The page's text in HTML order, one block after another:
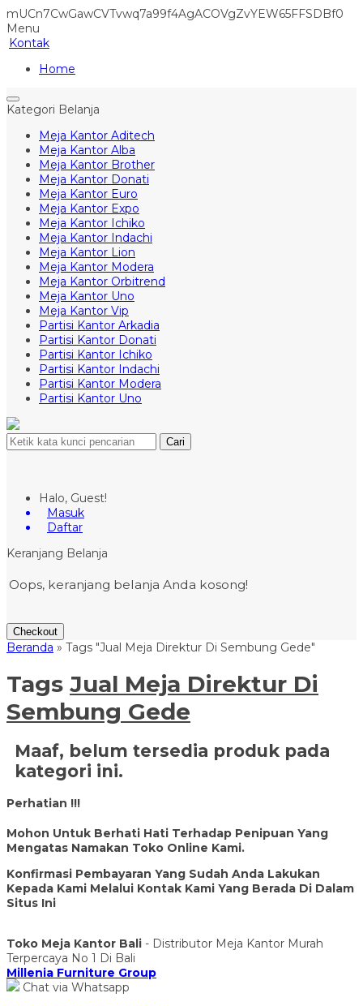
mUCn7CwGawCVTvwq7a99f4AgACOVgZvYEW65FFSDBf0
Menu
Kontak
Home
Kategori Belanja
Meja Kantor Aditech
Meja Kantor Alba
Meja Kantor Brother
Meja Kantor Donati
Meja Kantor Euro
Meja Kantor Expo
Meja Kantor Ichiko
Meja Kantor Indachi
Meja Kantor Lion
Meja Kantor Modera
Meja Kantor Orbitrend
Meja Kantor Uno
Meja Kantor Vip
Partisi Kantor Arkadia
Partisi Kantor Donati
Partisi Kantor Ichiko
Partisi Kantor Indachi
Partisi Kantor Modera
Partisi Kantor Uno
Cari
Halo, Guest!
Masuk
Daftar
Keranjang Belanja
Oops, keranjang belanja Anda kosong!
Checkout
Beranda » Tags "Jual Meja Direktur Di Sembung Gede"
Tags Jual Meja Direktur Di
Sembung Gede
Maaf, belum tersedia produk pada
kategori ini.
Perhatian !!!
Mohon Untuk Berhati Hati Terhadap Penipuan Yang
Mengatas Namakan Toko Online Kami.
Konfirmasi Pembayaran Yang Sudah Anda Lakukan
Kepada Kami Melalui Kontak Kami Yang Berada Di Dalam
Situs Ini
Toko Meja Kantor Bali - Distributor Meja Kantor Murah
Terpercaya No 1 Di Bali
Millenia Furniture Group
Chat via Whatsapp